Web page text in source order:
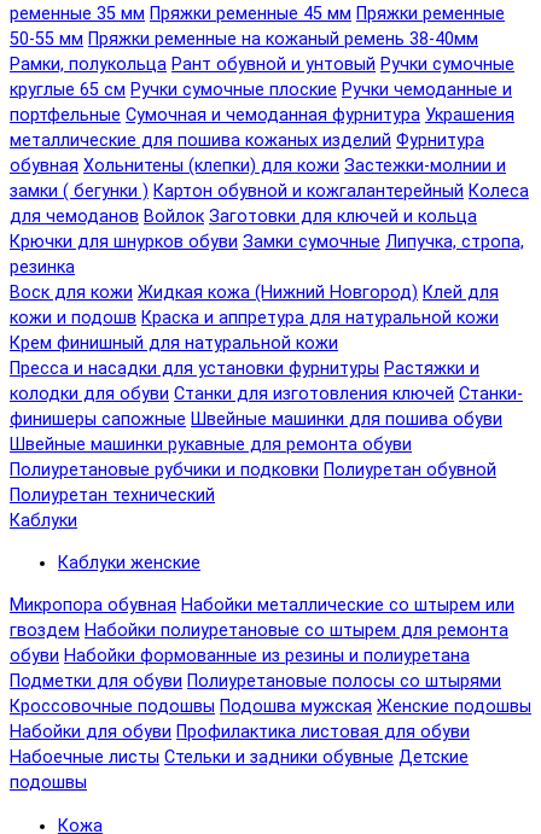
ременные 35 мм Пряжки ременные 45 мм Пряжки ременные
50-55 мм Пряжки ременные на кожаный ремень 38-40мм
Рамки, полукольца Рант обувной и унтовый Ручки сумочные
круглые 65 см Ручки сумочные плоские Ручки чемоданные и
портфельные Сумочная и чемоданная фурнитура Украшения
металлические для пошива кожаных изделий Фурнитура
обувная Хольнитены (клепки) для кожи Застежки-молнии и
замки ( бегунки ) Картон обувной и кожгалантерейный Колеса
для чемоданов Войлок Заготовки для ключей и кольца
Крючки для шнурков обуви Замки сумочные Липучка, стропа,
резинка
Воск для кожи Жидкая кожа (Нижний Новгород) Клей для
кожи и подошв Краска и аппретура для натуральной кожи
Крем финишный для натуральной кожи
Пресса и насадки для установки фурнитуры Растяжки и
колодки для обуви Станки для изготовления ключей Станки-
финишеры сапожные Швейные машинки для пошива обуви
Швейные машинки рукавные для ремонта обуви
Полиуретановые рубчики и подковки Полиуретан обувной
Полиуретан технический
Каблуки
Каблуки женские
Микропора обувная Набойки металлические со штырем или
гвоздем Набойки полиуретановые со штырем для ремонта
обуви Набойки формованные из резины и полиуретана
Подметки для обуви Полиуретановые полосы со штырями
Кроссовочные подошвы Подошва мужская Женские подошвы
Набойки для обуви Профилактика листовая для обуви
Набоечные листы Стельки и задники обувные Детские
подошвы
Кожа